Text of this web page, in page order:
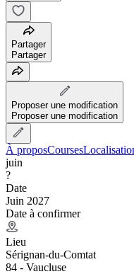
Partager
Partager
Proposer une modification
Proposer une modification
À proposCourses
juin
?
Date
Juin 2027
Date à confirmer
Lieu
Sérignan-du-Comtat
84 - Vaucluse